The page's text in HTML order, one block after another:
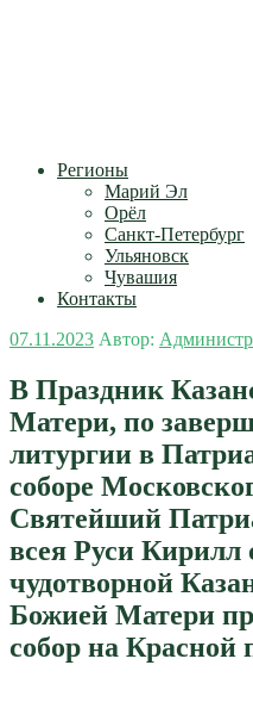
Регионы
Марий Эл
Орёл
Санкт-Петербург
Ульяновск
Чувашия
Контакты
Опубликовано
07.11.2023 Автор:
В Праздник
Матери, по
литургии в
соборе
Святейший
всея Руси Кирилл
чудотворной
Божией Матери
собор на